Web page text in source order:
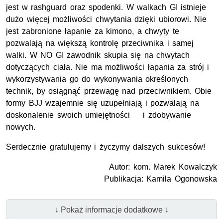
jest w rashguard oraz spodenki. W walkach GI istnieje
dużo więcej możliwości chwytania dzięki ubiorowi. Nie
jest zabronione łapanie za kimono, a chwyty te
pozwalają na większą kontrolę przeciwnika i samej
walki. W NO GI zawodnik skupia się na chwytach
dotyczących ciała. Nie ma możliwości łapania za strój i
wykorzystywania go do wykonywania określonych
technik, by osiągnąć przewagę nad przeciwnikiem. Obie
formy BJJ wzajemnie się uzupełniają i pozwalają na
doskonalenie swoich umiejętności i zdobywanie
nowych.
Serdecznie gratulujemy i życzymy dalszych sukcesów!
Autor: kom. Marek Kowalczyk
Publikacja: Kamila Ogonowska
↓ Pokaż informacje dodatkowe ↓